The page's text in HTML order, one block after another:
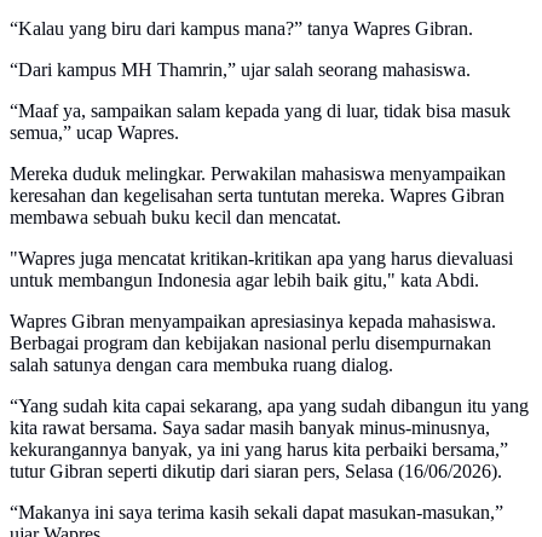
“Kalau yang biru dari kampus mana?” tanya Wapres Gibran.
“Dari kampus MH Thamrin,” ujar salah seorang mahasiswa.
“Maaf ya, sampaikan salam kepada yang di luar, tidak bisa masuk
semua,” ucap Wapres.
Mereka duduk melingkar. Perwakilan mahasiswa menyampaikan
keresahan dan kegelisahan serta tuntutan mereka. Wapres Gibran
membawa sebuah buku kecil dan mencatat.
"Wapres juga mencatat kritikan-kritikan apa yang harus dievaluasi
untuk membangun Indonesia agar lebih baik gitu," kata Abdi.
Wapres Gibran menyampaikan apresiasinya kepada mahasiswa.
Berbagai program dan kebijakan nasional perlu disempurnakan
salah satunya dengan cara membuka ruang dialog.
“Yang sudah kita capai sekarang, apa yang sudah dibangun itu yang
kita rawat bersama. Saya sadar masih banyak minus-minusnya,
kekurangannya banyak, ya ini yang harus kita perbaiki bersama,”
tutur Gibran seperti dikutip dari siaran pers, Selasa (16/06/2026).
“Makanya ini saya terima kasih sekali dapat masukan-masukan,”